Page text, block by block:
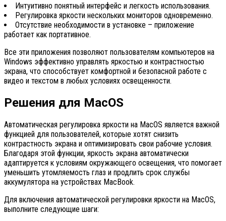
Интуитивно понятный интерфейс и легкость использования.
Регулировка яркости нескольких мониторов одновременно.
Отсутствие необходимости в установке – приложение
работает как портативное.
Все эти приложения позволяют пользователям компьютеров на
Windows эффективно управлять яркостью и контрастностью
экрана, что способствует комфортной и безопасной работе с
видео и текстом в любых условиях освещенности.
Решения для MacOS
Автоматическая регулировка яркости на MacOS является важной
функцией для пользователей, которые хотят снизить
контрастность экрана и оптимизировать свои рабочие условия.
Благодаря этой функции, яркость экрана автоматически
адаптируется к условиям окружающего освещения, что помогает
уменьшить утомляемость глаз и продлить срок службы
аккумулятора на устройствах MacBook.
Для включения автоматической регулировки яркости на MacOS,
выполните следующие шаги: